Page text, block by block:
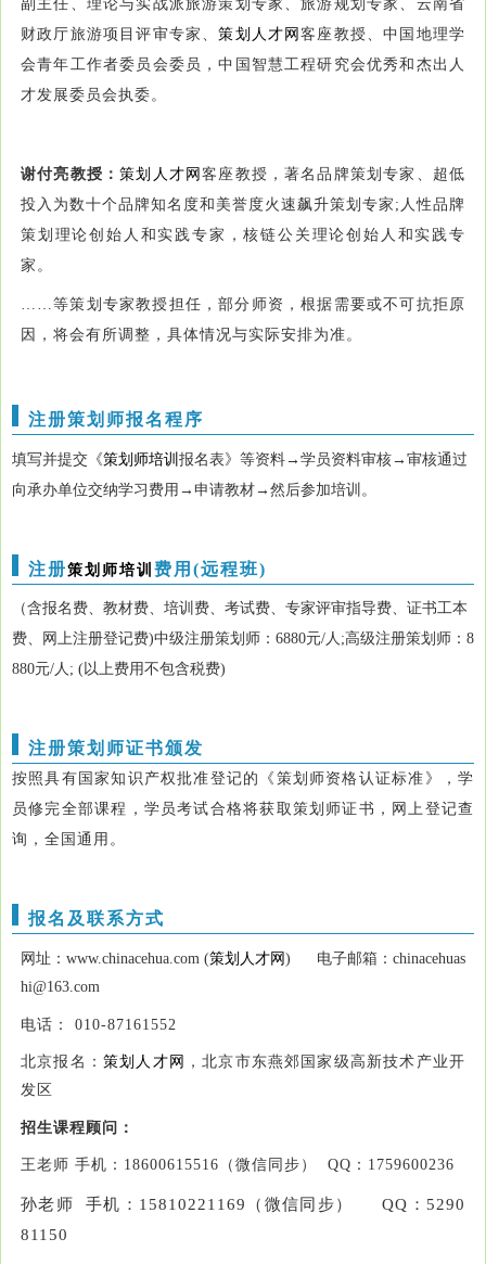
副主任、理论与实战派旅游策划专家、旅游规划专家、云南省
财政厅旅游项目评审专家、策划人才网客座教授、中国地理学
会青年工作者委员会委员，中国智慧工程研究会优秀和杰出人
才发展委员会执委。
谢付亮教授：策划人才网客座教授，著名品牌策划专家、超低
投入为数十个品牌知名度和美誉度火速飙升策划专家;人性品牌
策划理论创始人和实践专家，核链公关理论创始人和实践专
家。
……等策划专家教授担任，部分师资，根据需要或不可抗拒原
因，将会有所调整，具体情况与实际安排为准。
注册策划师报名程序
填写并提交《策划师培训 报名表》等资料→ 学员资料审核→审核通过
向承办单位交纳学习费用→申请教材→然后参加培训。
注册策划师培训 费用(远程班)
（含报名费、教材费、培训费、考试费、专家评审指导费、证书工本
费、网上注册登记费)中级注册策划师：6880元/人;高级注册策划师：8
880元/人; (以上费用不包含税费)
注册策划师证书颁发
按照具有国家知识产权批准登记的《策划师资格认证标准》，学
员修完全部课程，学员考试合格将获取策划师证书，网上登记查
询，全国通用。
报名及联系方式
网址：www.chinacehua.com (策划人才网 ) 电子邮箱：chinacehuas
hi@163.com
电话： 010-87161552
北京报名： 策划人才网
，北京市东燕郊国家级高新技术产业开
发区
招生课程顾问：
王老师 手机：18600615516（微信同步） QQ：1759600236
孙老师 手机：15810221169（微信同步） QQ：5290
81150